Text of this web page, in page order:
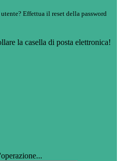
Effettua il reset della password
la casella di posta elettronica!